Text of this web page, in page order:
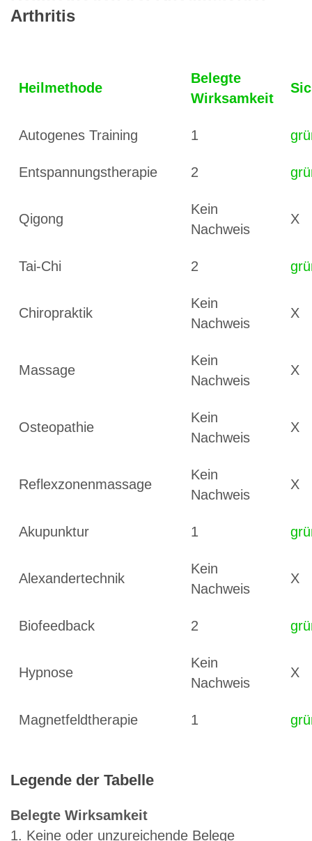
Arthritis
Heilmethode
Belegte
Wirksamkeit
Autogenes Training 1
Entspannungstherapie 2
Qigong
Kein
Nachweis
X
Tai-Chi 2
Chiropraktik
Kein
Nachweis
X
Massage
Kein
Nachweis
X
Osteopathie
Kein
Nachweis
X
Reflexzonenmassage
Kein
Nachweis
X
Akupunktur 1
Alexandertechnik
Kein
Nachweis
X
Biofeedback 2
Hypnose
Kein
Nachweis
X
Magnetfeldtherapie 1
Legende der Tabelle
Belegte Wirksamkeit
1. Keine oder unzureichende Belege